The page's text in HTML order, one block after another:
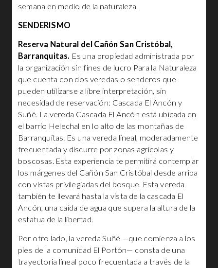
semana en medio de la naturaleza.
SENDERISMO
Reserva Natural del Cañón San Cristóbal,
Barranquitas. Es una propiedad administrada por
la organización sin fines de lucro Para la Naturaleza
que cuenta con dos veredas o senderos que
pueden utilizarse a libre interpretación, sin
necesidad de reservación: Cascada El Ancón y
Suñé. La vereda Cascada El Ancón está ubicada en
el barrio Helechal en lo alto de las montañas de
Barranquitas. Es una vereda lineal, moderadamente
frecuentada y discurre por zonas agrícolas y
boscosas. Esta experiencia te permitirá contemplar
los márgenes del Cañón San Cristóbal desde arriba
con vistas privilegiadas del bosque. Esta vereda
también te llevará hasta la vista de la cascada El
Ancón, una caída de agua que supera la altura de la
estatua de la libertad.
Por otro lado, la vereda Suñé —que comienza a los
pies de la comunidad El Portón— consta de una
trayectoria lineal poco frecuentada a través de la